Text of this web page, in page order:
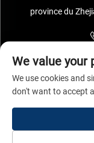
province du
Copyright © Ningbo
We value your
We use cookies and
don't want to accept